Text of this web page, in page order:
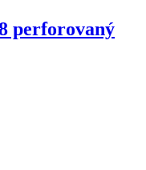
perforovaný